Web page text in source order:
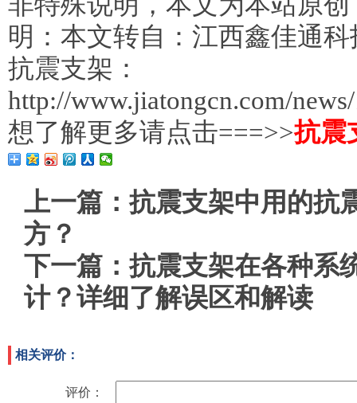
明：本文转自：江西鑫佳通
抗震支架：
http://www.jiatongcn.com/
想了解更多请点击===>>抗震
上一篇：抗震支架中用的抗
方？
下一篇：抗震支架在各种系
计？详细了解误区和解读
相关评价：
评价：